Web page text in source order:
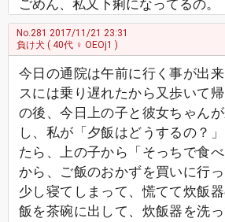
ごめん、私又下痢になってるの。
No.281 2017/11/21 23:31
負け犬 ( 40代 ♀ OEOj1 )
今日の通院は午前に行く事が出
スには乗り遅れたから又歩いて
の後、今日上の子と彼女ちゃん
し、私が「夕飯はどうするの？
たら、上の子から「そっちで食
から、ご飯のおかずを買いに行
少し寝てしまって、慌てて炊飯
飯を茶碗に出して、炊飯器を洗